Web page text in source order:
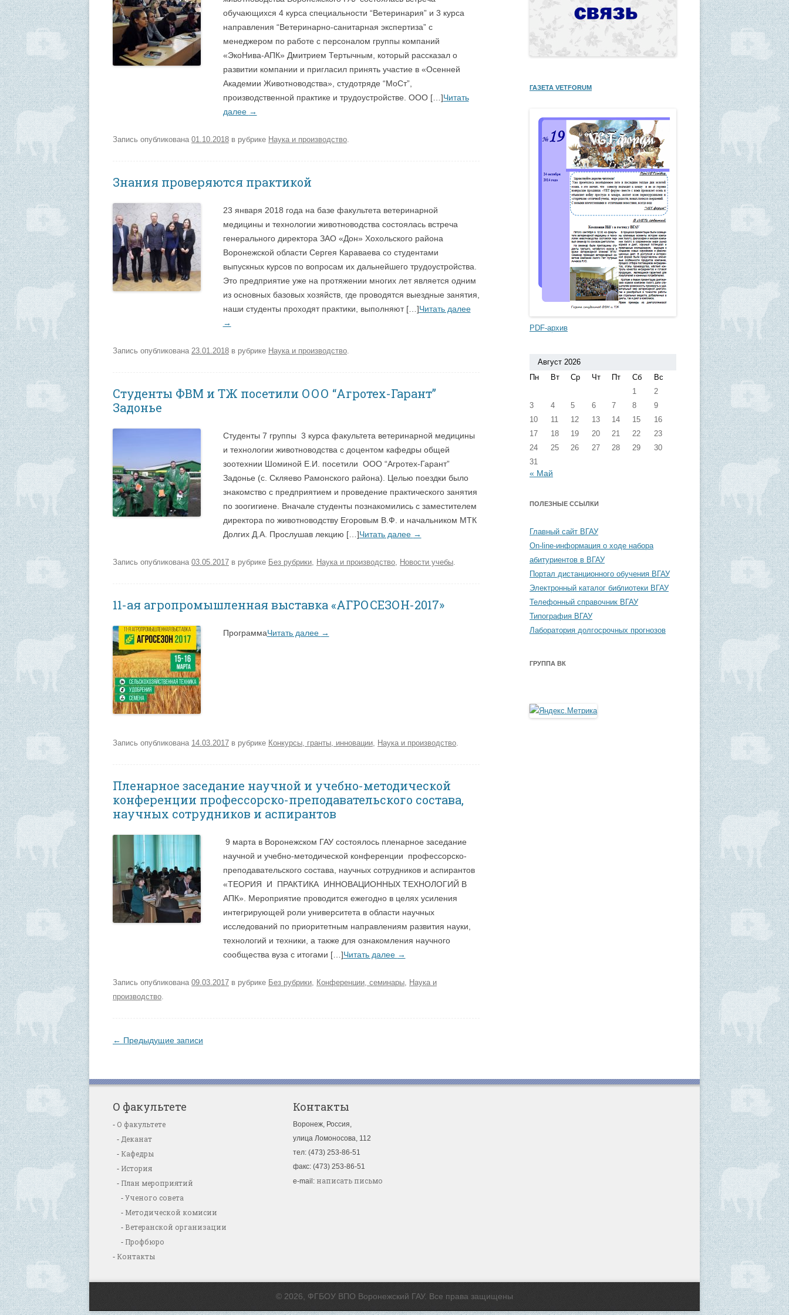
ПРОФБЮРОДИССЕРТАЦИОННЫЙ СОВЕТ
обучающихся 4 курса специальности “Ветеринария” и 3 курса
направления “Ветеринарно-санитарная экспертиза” с
менеджером по работе с персоналом группы компаний
«ЭкоНива-АПК» Дмитрием Тертычным, который рассказал о
развитии компании и пригласил принять участие в «Осенней
Академии Животноводства», студотряде “МоСт”,
производственной практике и трудоустройстве. ООО […]Читать
далее →
Запись опубликована 01.10.2018 в рубрике Наука и производство
Знания проверяются практикой
23 января 2018 года на базе факультета ветеринарной
медицины и технологии животноводства состоялась встреча
генерального директора ЗАО «Дон» Хохольского района
Воронежской области Сергея Караваева со студентами
выпускных курсов по вопросам их дальнейшего трудоустройства.
Это предприятие уже на протяжении многих лет является одним
из основных базовых хозяйств, где проводятся выездные занятия,
наши студенты проходят практики, выполняют […]Читать далее
→
Запись опубликована 23.01.2018 в рубрике Наука и производство
Студенты ФВМ и ТЖ посетили ООО “Агротех-Гарант”
Задонье
Cтуденты 7 группы 3 курса факультета ветеринарной медицины
и технологии животноводства с доцентом кафедры общей
зоотехнии Шоминой Е.И. посетили ООО “Агротех-Гарант”
Задонье (с. Скляево Рамонского района). Целью поездки было
знакомство с предприятием и проведение практического занятия
по зоогигиене. Вначале студенты познакомились с заместителем
директора по животноводству Егоровым В.Ф. и начальником МТК
Долгих Д.А. Прослушав лекцию […]Читать далее →
Запись опубликована 03.05.2017 в рубрике Без рубрики Наука и производство Новости учебы
11-ая агропромышленная выставка «АГРОСЕЗОН-2017»
ПрограммаЧитать далее →
Запись опубликована 14.03.2017 в рубрике Конкурсы, гранты, инновации, Наука и производство.
Пленарное заседание научной и учебно-методической
конференции профессорско-преподавательского состава,
научных сотрудников и аспирантов
9 марта в Воронежском ГАУ состоялось пленарное заседание
научной и учебно-методической конференции профессорско-
преподавательского состава, научных сотрудников и аспирантов
«ТЕОРИЯ И ПРАКТИКА ИННОВАЦИОННЫХ ТЕХНОЛОГИЙ В
АПК». Мероприятие проводится ежегодно в целях усиления
интегрирующей роли университета в области научных
исследований по приоритетным направлениям развития науки,
технологий и техники, а также для ознакомления научного
сообщества вуза с итогами […]Читать далее →
Запись опубликована 09.03.2017 в рубрике Без рубрики, Конференции, семинары, Наука и
производство.
Навигация по записям
← Предыдущие записи
ГАЗЕТА VETFORUM
PDF-архив
Август 2026
Пн
Вт Ср Чт Пт Сб
Вс
1
2
3
4 5 6 7 8
9
10
11 12 13 14 15
16
17
18 19 20 21 22
23
24
25 26 27 28 29
30
31
« Май
ПОЛЕЗНЫЕ ССЫЛКИ
Главный сайт ВГАУ
On-line-информация о ходе набора
абитуриентов в ВГАУ
Портал дистанционного обучения ВГАУ
Электронный каталог библиотеки ВГАУ
Телефонный справочник ВГАУ
Типография ВГАУ
Лаборатория долгосрочных прогнозов
ГРУППА ВК
О факультете
О факультете
Деканат
Кафедры
История
План мероприятий
Ученого совета
Методической комисии
Ветеранской организации
Профбюро
Контакты
Контакты
Воронеж, Россия,
улица Ломоносова, 112
тел: (473) 253-86-51
факс: (473) 253-86-51
e-mail: написать письмо
© 2026, ФГБОУ ВПО Воронежский ГАУ. Все права защищены